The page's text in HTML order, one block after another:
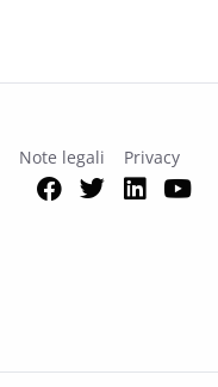
Note legali Privacy
Facebook
Twitter